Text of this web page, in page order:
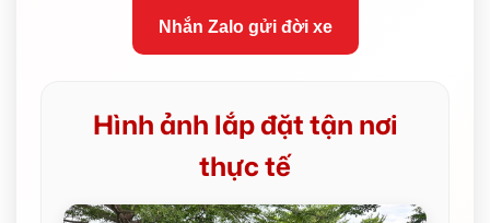
Nhắn Zalo gửi đời xe
Hình ảnh lắp đặt tận nơi
thực tế